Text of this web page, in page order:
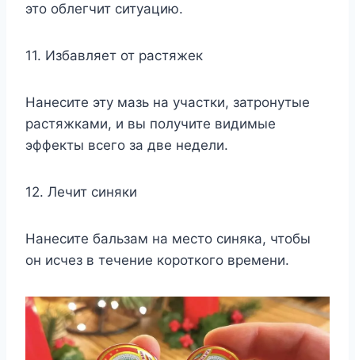
это облегчит ситуацию.
11. Избавляет от растяжек
Нанесите эту мазь на участки, затронутые
растяжками, и вы получите видимые
эффекты всего за две недели.
12. Лечит синяки
Нанесите бальзам на место синяка, чтобы
он исчез в течение короткого времени.